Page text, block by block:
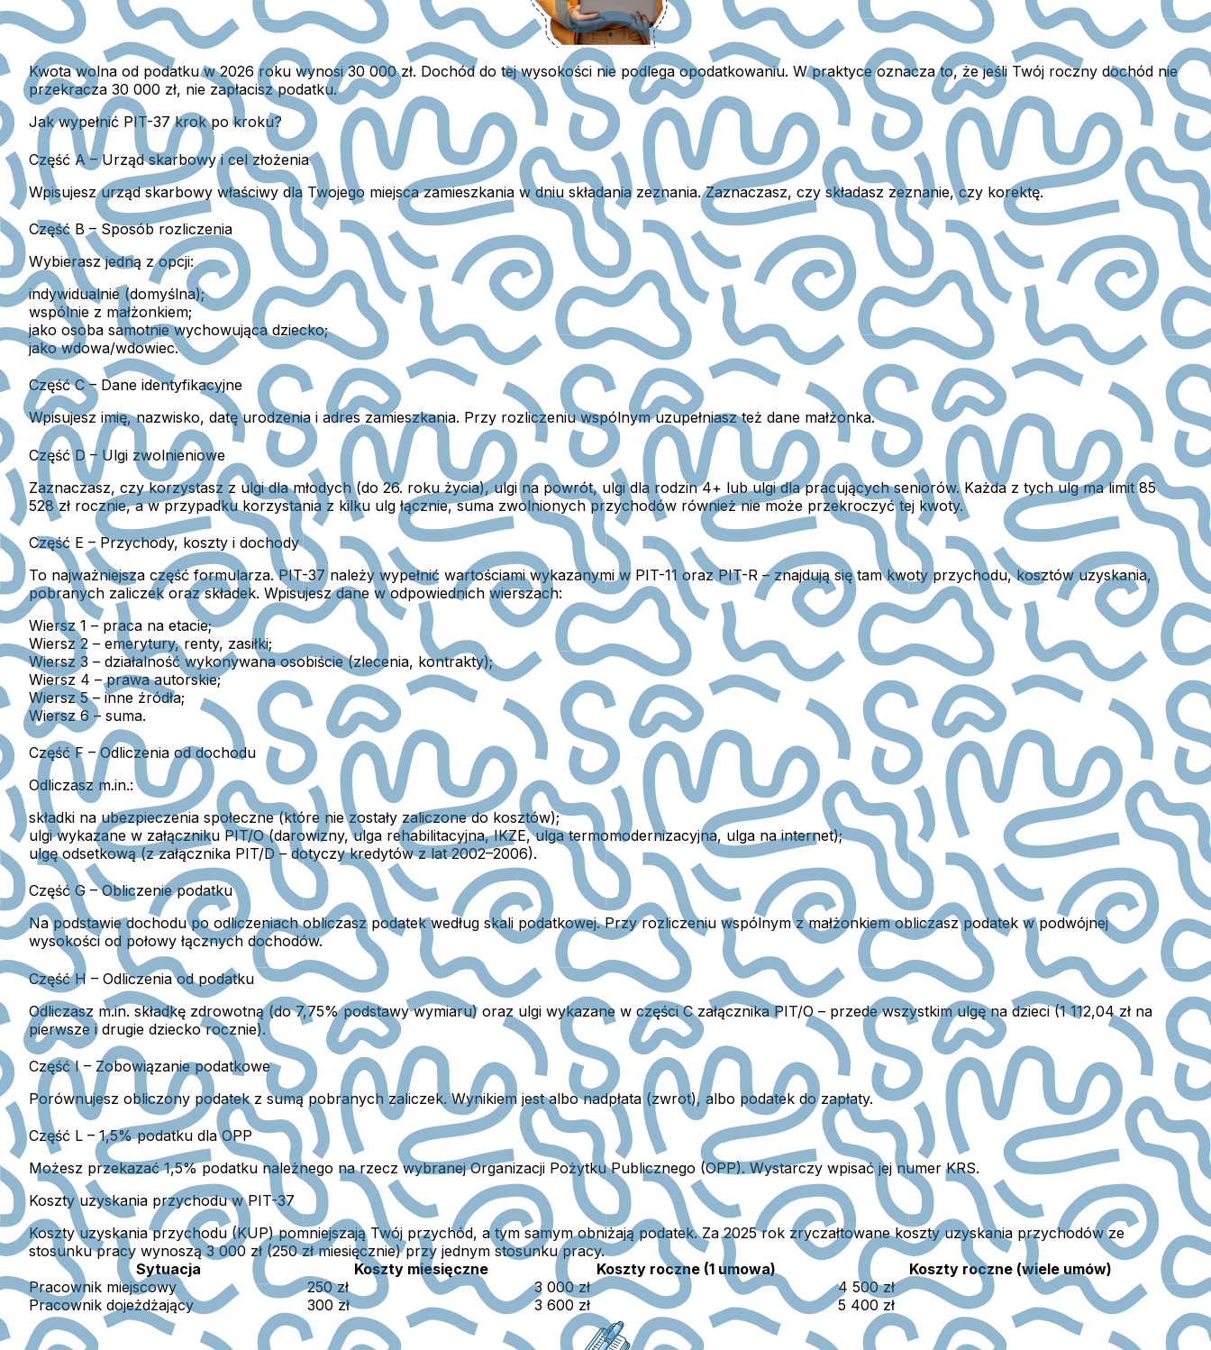
Kwota wolna od podatku w 2026 roku wynosi 30 000 zł. Dochód do tej wysokości nie podlega opodatkowaniu. W praktyce oznacza to, że jeśli Twój roczny dochód nie
przekracza 30 000 zł, nie zapłacisz podatku.
Jak wypełnić PIT-37 krok po kroku?
Część A – Urząd skarbowy i cel złożenia
Wpisujesz urząd skarbowy właściwy dla Twojego miejsca zamieszkania w dniu składania zeznania.Zaznaczasz, czy składasz zeznanie, czy korektę.
Część B – Sposób rozliczenia
Wybierasz jedną z opcji:
indywidualnie (domyślna);
wspólnie z małżonkiem;
jako osoba samotnie wychowująca dziecko;
jako wdowa/wdowiec.
Część C – Dane identyfikacyjne
Wpisujesz imię, nazwisko, datę urodzenia i adres zamieszkania. Przy rozliczeniu wspólnym uzupełniasz też dane małżonka.
Część D – Ulgi zwolnieniowe
Zaznaczasz, czy korzystasz z ulgi dla młodych (do 26. roku życia), ulgi na powrót, ulgi dla rodzin 4+ lub ulgi dla pracujących seniorów.Każda z tych ulg ma limit 85
528 zł rocznie, a w przypadku korzystania z kilku ulg łącznie, suma zwolnionych przychodów również nie może przekroczyć tej kwoty.
Część E – Przychody, koszty i dochody
To najważniejsza część formularza. PIT-37 należy wypełnić wartościami wykazanymi w PIT-11 oraz PIT-R – znajdują się tam kwoty przychodu, kosztów uzyskania,
pobranych zaliczek oraz składek. Wpisujesz dane w odpowiednich wierszach:
Wiersz 1 – praca na etacie;
Wiersz 2 – emerytury, renty, zasiłki;
Wiersz 3 – działalność wykonywana osobiście (zlecenia, kontrakty);
Wiersz 4 – prawa autorskie;
Wiersz 5– inne źródła;
Wiersz 6 – suma.
Część F – Odliczenia od dochodu
Odliczasz m.in.:
składki na ubezpieczenia społeczne(które nie zostały zaliczone do kosztów);
ulgi wykazane w załączniku PIT/O(darowizny, ulga rehabilitacyjna, IKZE, ulga termomodernizacyjna, ulga na internet);
ulgę odsetkową(z załącznika PIT/D – dotyczy kredytów z lat 2002–2006).
Część G – Obliczenie podatku
Na podstawie dochodu po odliczeniach obliczasz podatek według skali podatkowej.Przy rozliczeniu wspólnym z małżonkiem obliczasz podatek w podwójnej
wysokości od połowy łącznych dochodów.
Część H – Odliczenia od podatku
Odliczasz m.in. składkę zdrowotną (do 7,75% podstawy wymiaru) oraz ulgi wykazane w części C załącznika PIT/O – przede wszystkim ulgę na dzieci (1 112,04 zł na
pierwsze i drugie dziecko rocznie).
Część I – Zobowiązanie podatkowe
Porównujesz obliczony podatek z sumą pobranych zaliczek. Wynikiem jest albo nadpłata (zwrot), albo podatek do zapłaty.
Część L – 1,5% podatku dla OPP
Możesz przekazać 1,5% podatku należnego na rzecz wybranej Organizacji Pożytku Publicznego (OPP). Wystarczy wpisać jej numer KRS.
Koszty uzyskania przychodu w PIT-37
Koszty uzyskania przychodu (KUP) pomniejszają Twój przychód, a tym samym obniżają podatek.Za 2025 rok zryczałtowane koszty uzyskania przychodów ze
stosunku pracy wynoszą 3 000 zł (250 zł miesięcznie) przy jednym stosunku pracy.
Sytuacja
Koszty miesięczne Koszty roczne (1 umowa)
Koszty roczne (wiele umów)
Pracownik miejscowy
250 zł 3 000 zł
4 500 zł
Pracownik dojeżdżający
300 zł 3 600 zł 5 400 zł